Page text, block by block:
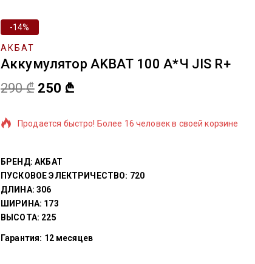
-14%
АКБАТ
Аккумулятор AKBAT 100 А*Ч JIS R+
290₾ 250 ₾
3 продано товаров за последние 4 часов
Продается быстро! Более 16 человек в своей корзине
БРЕНД: АКБАТ
ПУСКОВОЕ ЭЛЕКТРИЧЕСТВО: 720
ДЛИНА: 306
ШИРИНА: 173
ВЫСОТА: 225
Гарантия: 12 месяцев